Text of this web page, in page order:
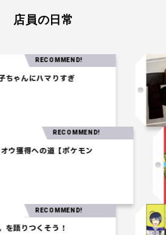
店員の日常
んにハマりすぎ
RECOMMEND!
ウオウ獲得への道【ポケモン
RECOMMEND!
りつくそう！
RECOMMEND!